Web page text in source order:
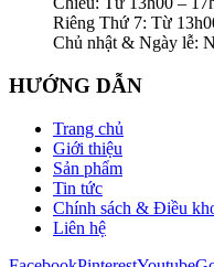
Riêng Thứ 7: Từ
Chủ nhật & Ngày lễ:
HƯỚNG DẪN
Trang chủ
Giới thiệu
Sản phẩm
Tin tức
Chính sách & Điều
Liên hệ